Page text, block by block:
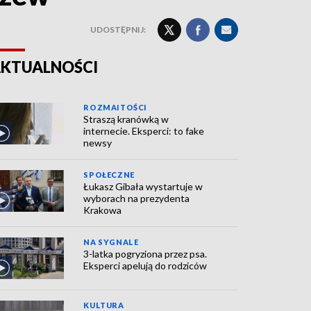
UDOSTĘPNIJ:
ROZMAITOŚCI
Straszą kranówką w
internecie. Eksperci: to fake
newsy
SPOŁECZNE
Łukasz Gibała wystartuje w
wyborach na prezydenta
Krakowa
NA SYGNALE
3-latka pogryziona przez psa.
Eksperci apelują do rodziców
KULTURA